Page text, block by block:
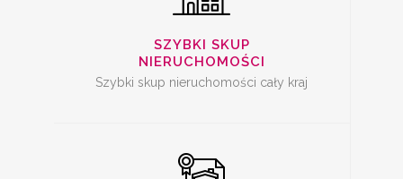
SZYBKI SKUP
NIERUCHOMOŚCI
Szybki skup nieruchomości cały kraj
SKUP LOKALI DO
REMONTU